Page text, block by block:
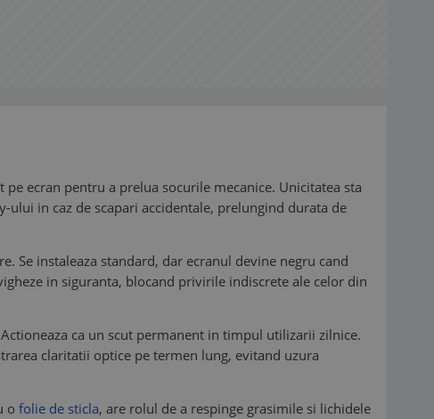
pe ecran pentru a prelua socurile mecanice. Unicitatea sta
ului in caz de scapari accidentale, prelungind durata de
Se instaleaza standard, dar ecranul devine negru cand
in siguranta, blocand privirile indiscrete ale celor din
ca un scut permanent in timpul utilizarii zilnice.
claritatii optice pe termen lung, evitand uzura
o folie de sticla, are rolul de a respinge grasimile si lichidele